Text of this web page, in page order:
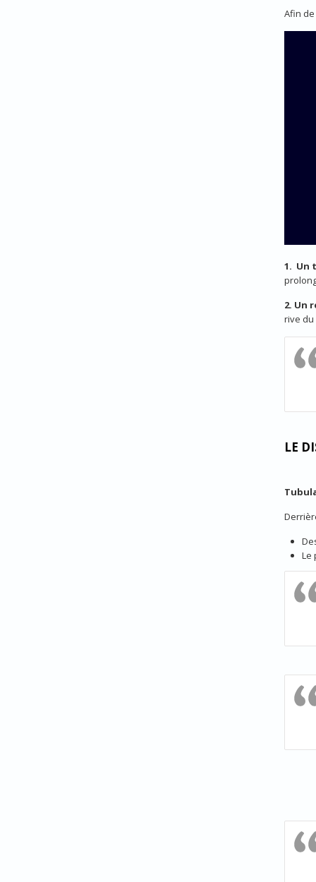
Afin
1. Un t
2. Un
rive du
LE
Le